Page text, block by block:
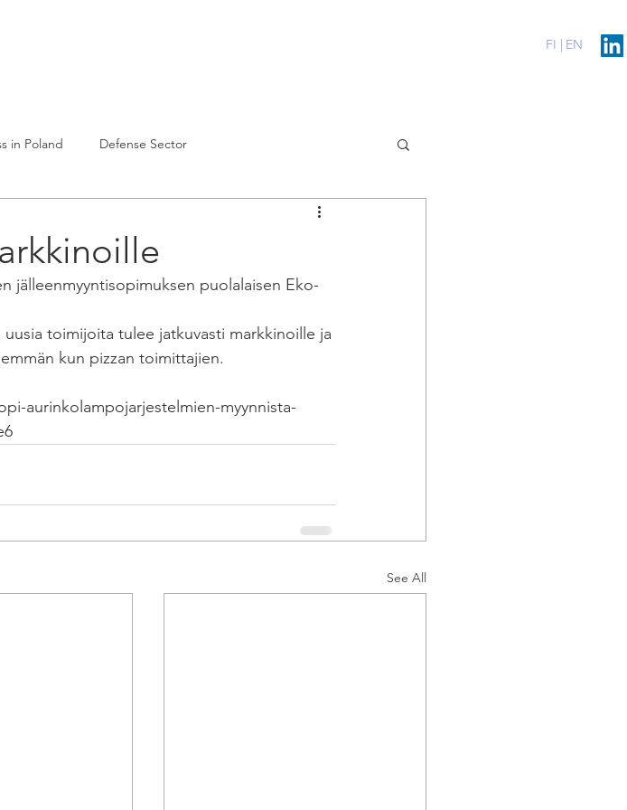
FI | EN
in Poland Defense Sector
jälleenmyyntisopimuksen puolalaisen Eko-
toimijoita tulee jatkuvasti markkinoille ja
kun pizzan toimittajien.
aurinkolampojarjestelmien-myynnista-
See All